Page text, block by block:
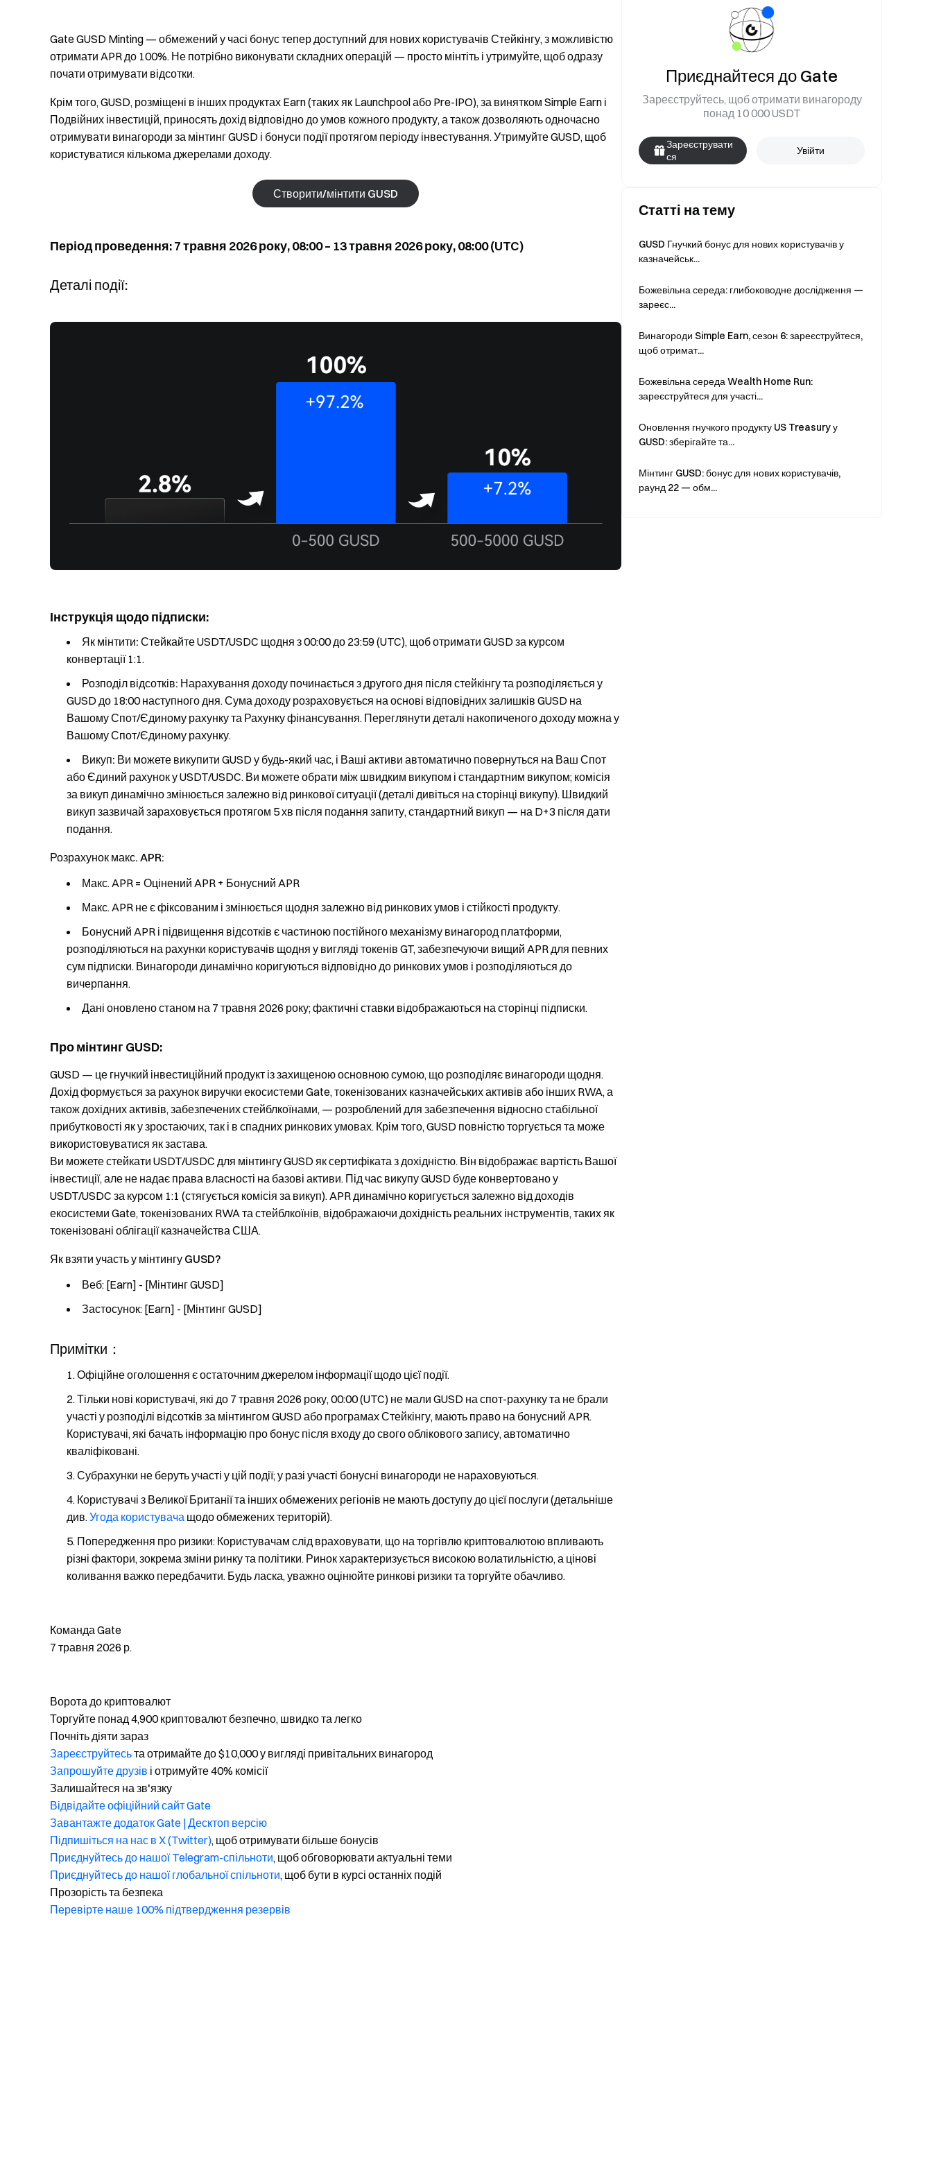
Gate GUSD Minting — обмежений у часі бонус тепер доступний для нових користувачів Стейкінгу, з можливістю
отримати APR до 100%. Не потрібно виконувати складних операцій — просто мінтіть і утримуйте, щоб одразу
почати отримувати відсотки.
Крім того, GUSD, розміщені в інших продуктах Earn (таких як Launchpool або Pre-IPO), за винятком Simple Earn і
Подвійних інвестицій, приносять дохід відповідно до умов кожного продукту, а також дозволяють одночасно
отримувати винагороди за мінтинг GUSD і бонуси події протягом періоду інвестування. Утримуйте GUSD, щоб
користуватися кількома джерелами доходу.
Створити/мінтити GUSD
Період проведення: 7 травня 2026 року, 08:00 – 13 травня 2026 року, 08:00 (UTC)
Деталі події:
Інструкція щодо підписки:
Як мінтити: Стейкайте USDT/USDC щодня з 00:00 до 23:59 (UTC), щоб отримати GUSD за курсом
конвертації 1:1.
Розподіл відсотків: Нарахування доходу починається з другого дня після стейкінгу та розподіляється у
GUSD до 18:00 наступного дня. Сума доходу розраховується на основі відповідних залишків GUSD на
Вашому Спот/Єдиному рахунку та Рахунку фінансування. Переглянути деталі накопиченого доходу можна у
Вашому Спот/Єдиному рахунку.
Викуп: Ви можете викупити GUSD у будь-який час, і Ваші активи автоматично повернуться на Ваш Спот
або Єдиний рахунок у USDT/USDC. Ви можете обрати між швидким викупом і стандартним викупом; комісія
за викуп динамічно змінюється залежно від ринкової ситуації (деталі дивіться на сторінці викупу). Швидкий
викуп зазвичай зараховується протягом 5 хв після подання запиту, стандартний викуп — на D+3 після дати
подання.
Розрахунок макс. APR:
Макс. APR = Оцінений APR + Бонусний APR
Макс. APR не є фіксованим і змінюється щодня залежно від ринкових умов і стійкості продукту.
Бонусний APR і підвищення відсотків є частиною постійного механізму винагород платформи,
розподіляються на рахунки користувачів щодня у вигляді токенів GT, забезпечуючи вищий APR для певних
сум підписки. Винагороди динамічно коригуються відповідно до ринкових умов і розподіляються до
вичерпання.
Дані оновлено станом на 7 травня 2026 року; фактичні ставки відображаються на сторінці підписки.
Про мінтинг GUSD:
GUSD — це гнучкий інвестиційний продукт із захищеною основною сумою, що розподіляє винагороди щодня.
Дохід формується за рахунок виручки екосистеми Gate, токенізованих казначейських активів або інших RWA, а
також дохідних активів, забезпечених стейблкоїнами, — розроблений для забезпечення відносно стабільної
прибутковості як у зростаючих, так і в спадних ринкових умовах. Крім того, GUSD повністю торгується та може
використовуватися як застава.
Ви можете стейкати USDT/USDC для мінтингу GUSD як сертифіката з дохідністю. Він відображає вартість Вашої
інвестиції, але не надає права власності на базові активи. Під час викупу GUSD буде конвертовано у
USDT/USDC за курсом 1:1 (стягується комісія за викуп). APR динамічно коригується залежно від доходів
екосистеми Gate, токенізованих RWA та стейблкоїнів, відображаючи дохідність реальних інструментів, таких як
токенізовані облігації казначейства США.
Як взяти участь у мінтингу GUSD?
Веб: [Earn] - [Мінтинг GUSD]
Застосунок: [Earn] - [Мінтинг GUSD]
Примітки：
Офіційне оголошення є остаточним джерелом інформації щодо цієї події.
Тільки нові користувачі, які до 7 травня 2026 року, 00:00 (UTC) не мали GUSD на спот-рахунку та не брали
участі у розподілі відсотків за мінтингом GUSD або програмах Стейкінгу, мають право на бонусний APR.
Користувачі, які бачать інформацію про бонус після входу до свого облікового запису, автоматично
кваліфіковані.
Субрахунки не беруть участі у цій події; у разі участі бонусні винагороди не нараховуються.
Користувачі з Великої Британії та інших обмежених регіонів не мають доступу до цієї послуги (детальніше
див.Угода користувача щодо обмежених територій).
Попередження про ризики: Користувачам слід враховувати, що на торгівлю криптовалютою впливають
різні фактори, зокрема зміни ринку та політики. Ринок характеризується високою волатильністю, а цінові
коливання важко передбачити. Будь ласка, уважно оцінюйте ринкові ризики та торгуйте обачливо.
Команда Gate
7 травня 2026 р.
Ворота до криптовалют
Торгуйте понад 4,900 криптовалют безпечно, швидко та легко
Почніть діяти зараз
Зареєструйтесьта отримайте до $10,000 у вигляді привітальних винагород
Запрошуйте друзів і отримуйте 40% комісії
Залишайтеся на зв'язку
Відвідайте офіційний сайт Gate
Завантажте додаток Gate | Десктоп версію
Підпишіться на нас в X (Twitter), щоб отримувати більше бонусів
Приєднуйтесь до нашої Telegram-спільноти, щоб обговорювати актуальні теми
Приєднуйтесь до нашої глобальної спільноти, щоб бути в курсі останніх подій
Прозорість та безпека
Перевірте наше 100% підтвердження резервів
Приєднайтеся до Gate
Зареєструйтесь, щоб отримати винагороду
понад 10 000 USDT
Зареєструвати
ся
Увійти
Статті на тему
GUSD Гнучкий бонус для нових користувачів у
казначейськ...
Божевільна середа: глибоководне дослідження —
зареєс...
Винагороди Simple Earn, сезон 6: зареєструйтеся,
щоб отримат...
Божевільна середа Wealth Home Run:
зареєструйтеся для участі...
Оновлення гнучкого продукту US Treasury у
GUSD: зберігайте та...
Мінтинг GUSD: бонус для нових користувачів,
раунд 22 — обм...